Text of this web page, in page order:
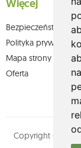
Więcej
Bezpieczeństwo
Polityka prywatności
Mapa strony
Oferta
Copyright ©